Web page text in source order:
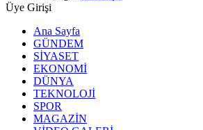
Üye Girişi
Ana Sayfa
GÜNDEM
SİYASET
EKONOMİ
DÜNYA
TEKNOLOJİ
SPOR
MAGAZİN